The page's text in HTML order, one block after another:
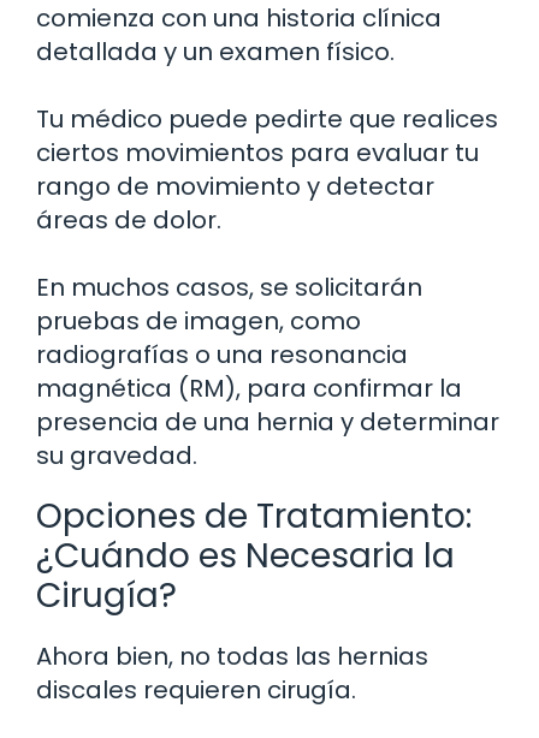
comienza con una historia clínica
detallada y un examen físico.
Tu médico puede pedirte que realices
ciertos movimientos para evaluar tu
rango de movimiento y detectar
áreas de dolor.
En muchos casos, se solicitarán
pruebas de imagen, como
radiografías o una resonancia
magnética (RM), para confirmar la
presencia de una hernia y determinar
su gravedad.
Opciones de Tratamiento:
¿Cuándo es Necesaria la
Cirugía?
Ahora bien, no todas las hernias
discales requieren cirugía.